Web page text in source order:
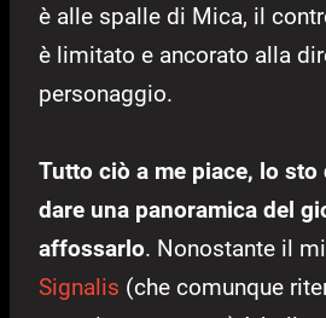
è alle spalle di Mica, il
è limitato e ancorato alla
personaggio.
Tutto ciò a me piace, lo
dare una panoramica del
affossarlo. Nonostante il
Signalis (che comunque